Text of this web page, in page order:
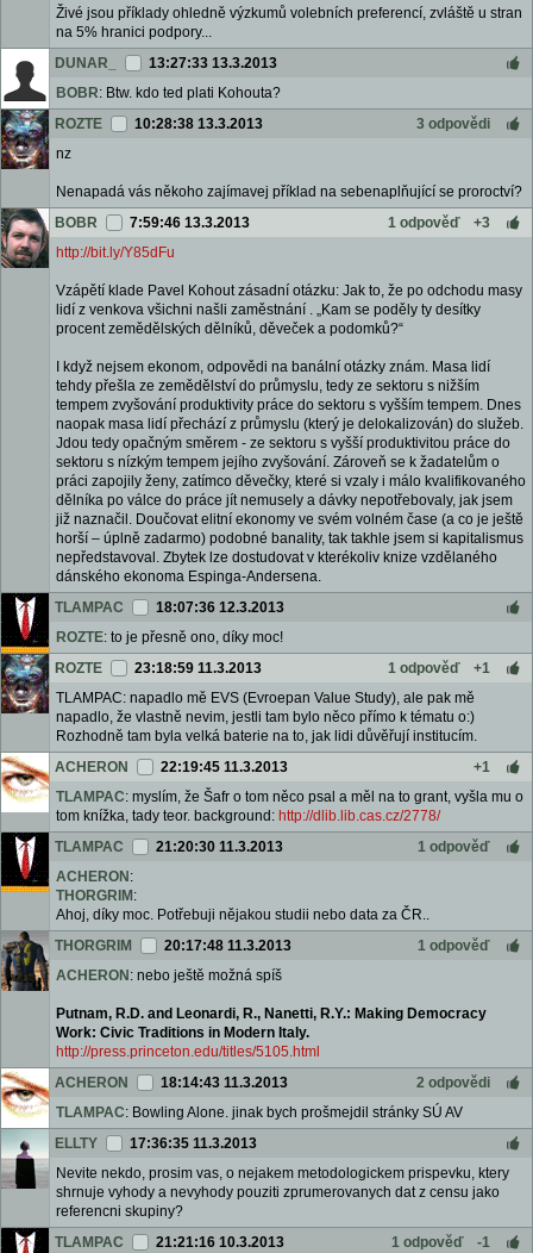
Živé jsou příklady ohledně výzkumů volebních preferencí, zvláště u stran
na 5% hranici podpory...
DUNAR_
13:27:33 13.3.2013
BOBR: Btw. kdo ted plati Kohouta?
ROZTE
10:28:38 13.3.2013
3 odpovědi
nz
Nenapadá vás někoho zajímavej příklad na sebenaplňující se proroctví?
BOBR
7:59:46 13.3.2013 1 odpověď
+3
http://bit.ly/Y85dFu
Vzápětí klade Pavel Kohout zásadní otázku: Jak to, že po odchodu masy
lidí z venkova všichni našli zaměstnání . „Kam se poděly ty desítky
procent zemědělských dělníků, děveček a podomků?“
I když nejsem ekonom, odpovědi na banální otázky znám. Masa lidí
tehdy přešla ze zemědělství do průmyslu, tedy ze sektoru s nižším
tempem zvyšování produktivity práce do sektoru s vyšším tempem. Dnes
naopak masa lidí přechází z průmyslu (který je delokalizován) do služeb.
Jdou tedy opačným směrem - ze sektoru s vyšší produktivitou práce do
sektoru s nízkým tempem jejího zvyšování. Zároveň se k žadatelům o
práci zapojily ženy, zatímco děvečky, které si vzaly i málo kvalifikovaného
dělníka po válce do práce jít nemusely a dávky nepotřebovaly, jak jsem
již naznačil. Doučovat elitní ekonomy ve svém volném čase (a co je ještě
horší – úplně zadarmo) podobné banality, tak takhle jsem si kapitalismus
nepředstavoval. Zbytek lze dostudovat v kterékoliv knize vzdělaného
dánského ekonoma Espinga-Andersena.
TLAMPAC
18:07:36 12.3.2013
ROZTE: to je přesně ono, díky moc!
ROZTE
23:18:59 11.3.2013 1 odpověď
+1
TLAMPAC: napadlo mě EVS (Evroepan Value Study), ale pak mě
napadlo, že vlastně nevim, jestli tam bylo něco přímo k tématu o:)
Rozhodně tam byla velká baterie na to, jak lidi důvěřují institucím.
ACHERON
22:19:45 11.3.2013
+1
TLAMPAC: myslím, že Šafr o tom něco psal a měl na to grant, vyšla mu o
tom knížka, tady teor. background: http://dlib.lib.cas.cz/2778/
TLAMPAC
21:20:30 11.3.2013
1 odpověď
ACHERON :
THORGRIM :
Ahoj, díky moc. Potřebuji nějakou studii nebo data za ČR..
THORGRIM
20:17:48 11.3.2013
1 odpověď
ACHERON : nebo ještě možná spíš
Putnam, R.D. and Leonardi, R., Nanetti, R.Y.: Making Democracy
Work: Civic Traditions in Modern Italy.
http://press.princeton.edu/titles/5105.html
ACHERON
18:14:43 11.3.2013
2 odpovědi
TLAMPAC: Bowling Alone. jinak bych prošmejdil stránky SÚ AV
ELLTY
17:36:35 11.3.2013
Nevite nekdo, prosim vas, o nejakem metodologickem prispevku, ktery
shrnuje vyhody a nevyhody pouziti zprumerovanych dat z censu jako
referencni skupiny?
TLAMPAC
21:21:16 10.3.2013 1 odpověď -1